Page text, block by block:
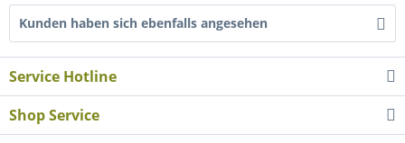
Kunden haben sich ebenfalls angesehen
Service Hotline
Shop Service